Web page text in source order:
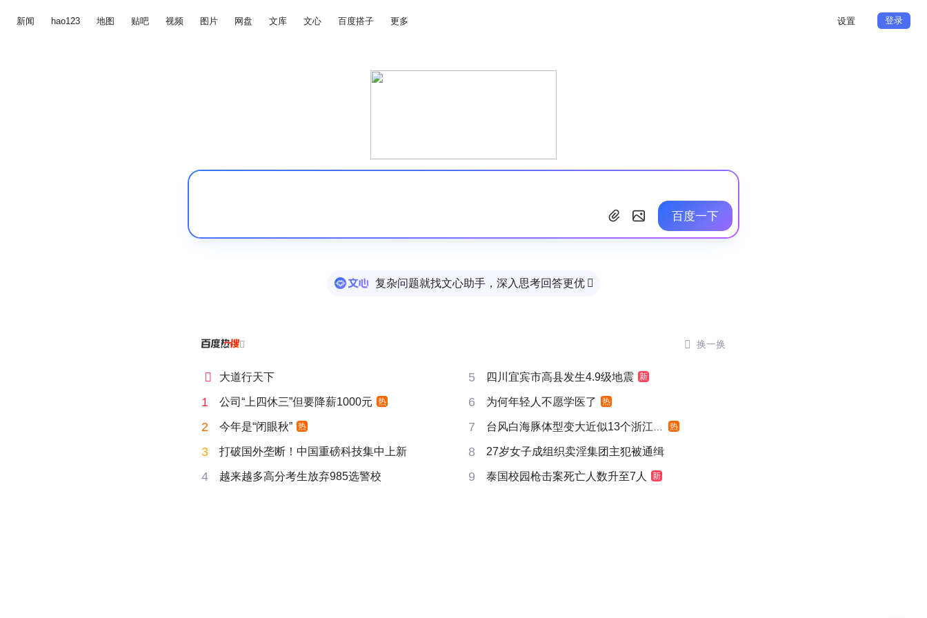
新闻 hao123 地图 贴吧 视频 图片 网盘 文库 文心 百度搭子 更多 设置 登录
百度一下
复杂问题就找文心助手，深入思考回答更优 
  换一换
 大道行天下 5 四川宜宾市高县发生4.9级地震 新
1 公司“上四休三”但要降薪1000元 热 6 为何年轻人不愿学医了 热
2 今年是“闭眼秋” 热 7 台风白海豚体型变大近似13个浙江面积 热
3 打破国外垄断！中国重磅科技集中上新 8 27岁女子成组织卖淫集团主犯被通缉
4 越来越多高分考生放弃985选警校 9 泰国校园枪击案死亡人数升至7人 新